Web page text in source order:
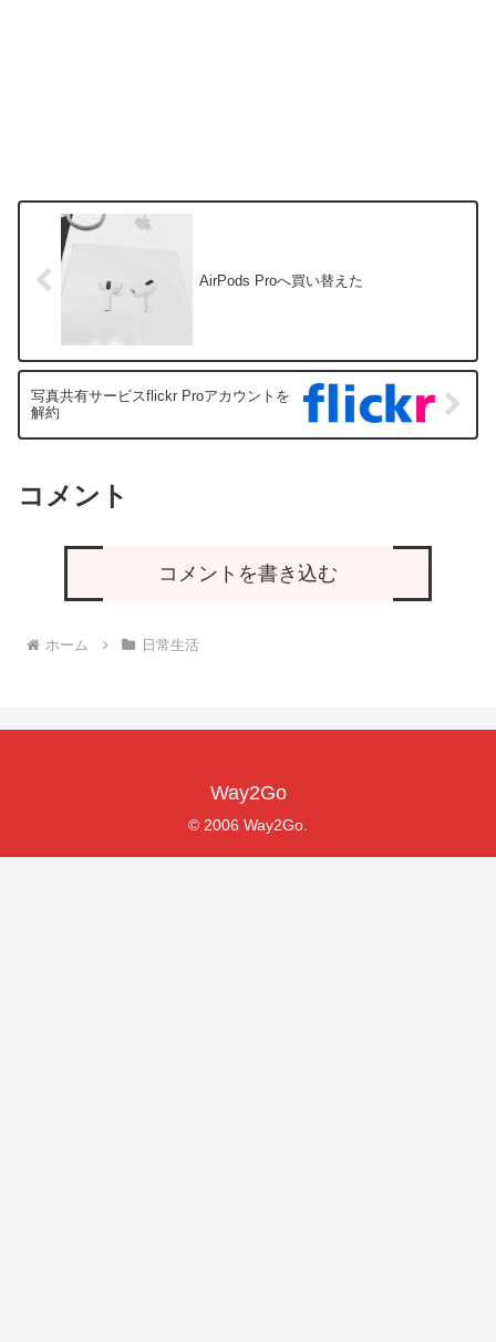
AirPods Proへ買い替えた
写真共有サービスflickr Proアカウントを
解約
コメント
コメントを書き込む
ホーム 日常生活
Way2Go
© 2006 Way2Go.